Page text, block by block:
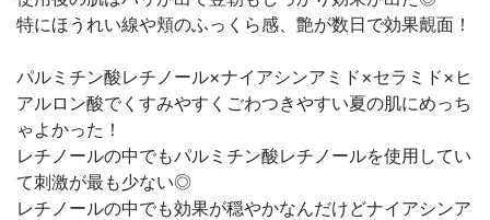
特にほうれい線や頬のふっくら感、艶が数日で効果覿面！
パルミチン酸レチノール×ナイアシンアミド×セラミド×ヒ
アルロン酸でくすみやすくごわつきやすい夏の肌にめっち
ゃよかった！
レチノールの中でもパルミチン酸レチノールを使用してい
て刺激が最も少ない◎
レチノールの中でも効果が穏やかなんだけどナイアシンア